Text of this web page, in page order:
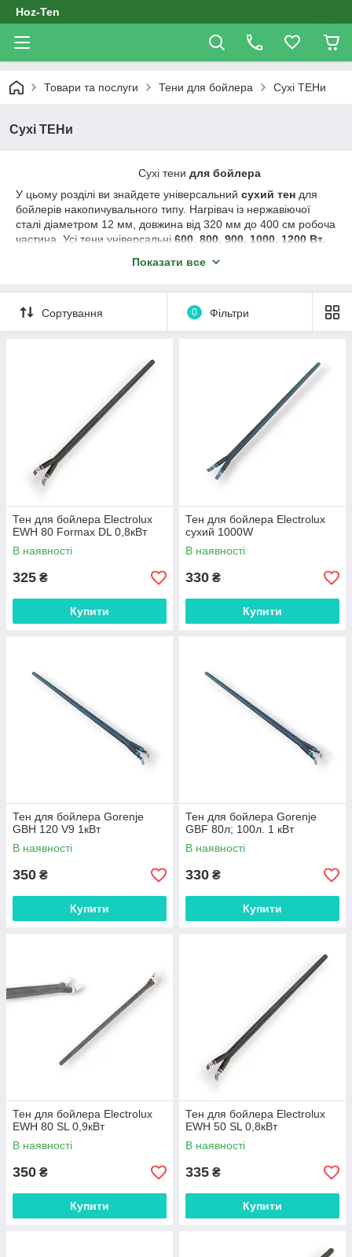
Hoz-Ten
Товари та послуги Тени для бойлера Сухі ТЕНи
Сухі ТЕНи
Сухі тени для бойлера
У цьому розділі ви знайдете універсальний сухий тен для
бойлерів накопичувального типу. Нагрівач із нержавіючої
сталі діаметром 12 мм, довжина від 320 мм до 400 см робоча
частина. Усі тени універсальні 600, 800, 900, 1000, 1200 Вт.
У цій групі ви знайдете лише оригінальні деталі провідних
Уся лінійкаТЕНів зустрічається в таких водонагрівачах:
Показати все
Сортування 0 Фільтри
Тен для бойлера Electrolux
EWH 80 Formax DL 0,8кВт
В наявності
325 ₴
Купити
Тен для бойлера Electrolux
сухий 1000W
В наявності
330 ₴
Купити
Тен для бойлера Gorenje
GBH 120 V9 1кВт
В наявності
350 ₴
Купити
Тен для бойлера Gorenje
GBF 80л; 100л. 1 кВт
В наявності
330 ₴
Купити
Тен для бойлера Electrolux
EWH 80 SL 0,9кВт
В наявності
350 ₴
Купити
Тен для бойлера Electrolux
EWH 50 SL 0,8кВт
В наявності
335 ₴
Купити